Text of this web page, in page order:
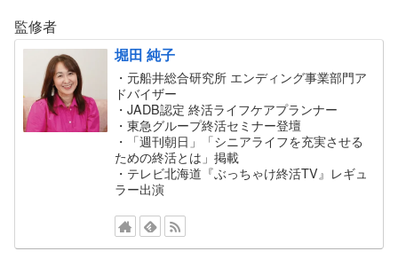
監修者
堀田 純子
・元船井総合研究所 エンディング事業部門ア
ドバイザー
・JADB認定 終活ライフケアプランナー
・東急グループ終活セミナー登壇
・「週刊朝日」「シニアライフを充実させる
ための終活とは」掲載
・テレビ北海道『ぶっちゃけ終活TV』レギュ
ラー出演